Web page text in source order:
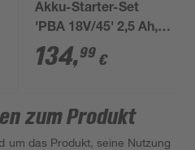
Akku-Starter-Set
'PBA 18V/45' 2,5 Ah,
mit Schnellladegerät
134,99 €
zum Produkt
um das Produkt, seine Nutzung